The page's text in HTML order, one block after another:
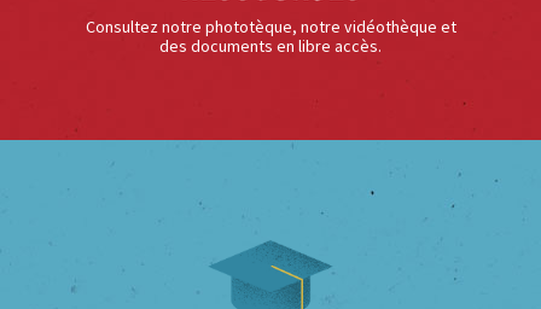
Consultez notre phototèque, notre vidéothèque et
des documents en libre accès.